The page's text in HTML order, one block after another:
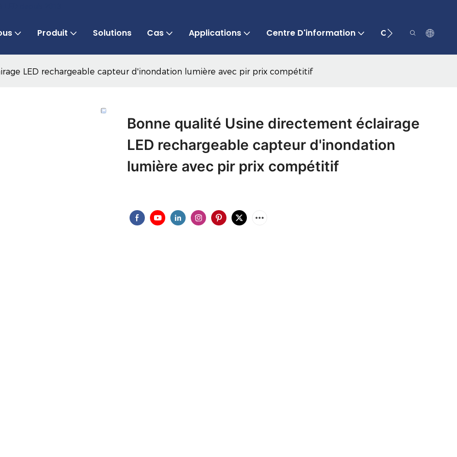
Produit Solutions Cas Applications Centre D'information Contactez-Nous
LED rechargeable capteur d'inondation lumière avec pir prix compétitif
Bonne qualité Usine directement éclairage
LED rechargeable capteur d'inondation
lumière avec pir prix compétitif